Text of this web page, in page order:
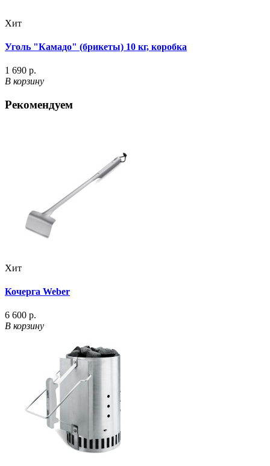
Хит
Уголь "Камадо" (брикеты) 10 кг, коробка
1 690 р.
В корзину
Рекомендуем
Хит
Кочерга Weber
6 600 р.
В корзину